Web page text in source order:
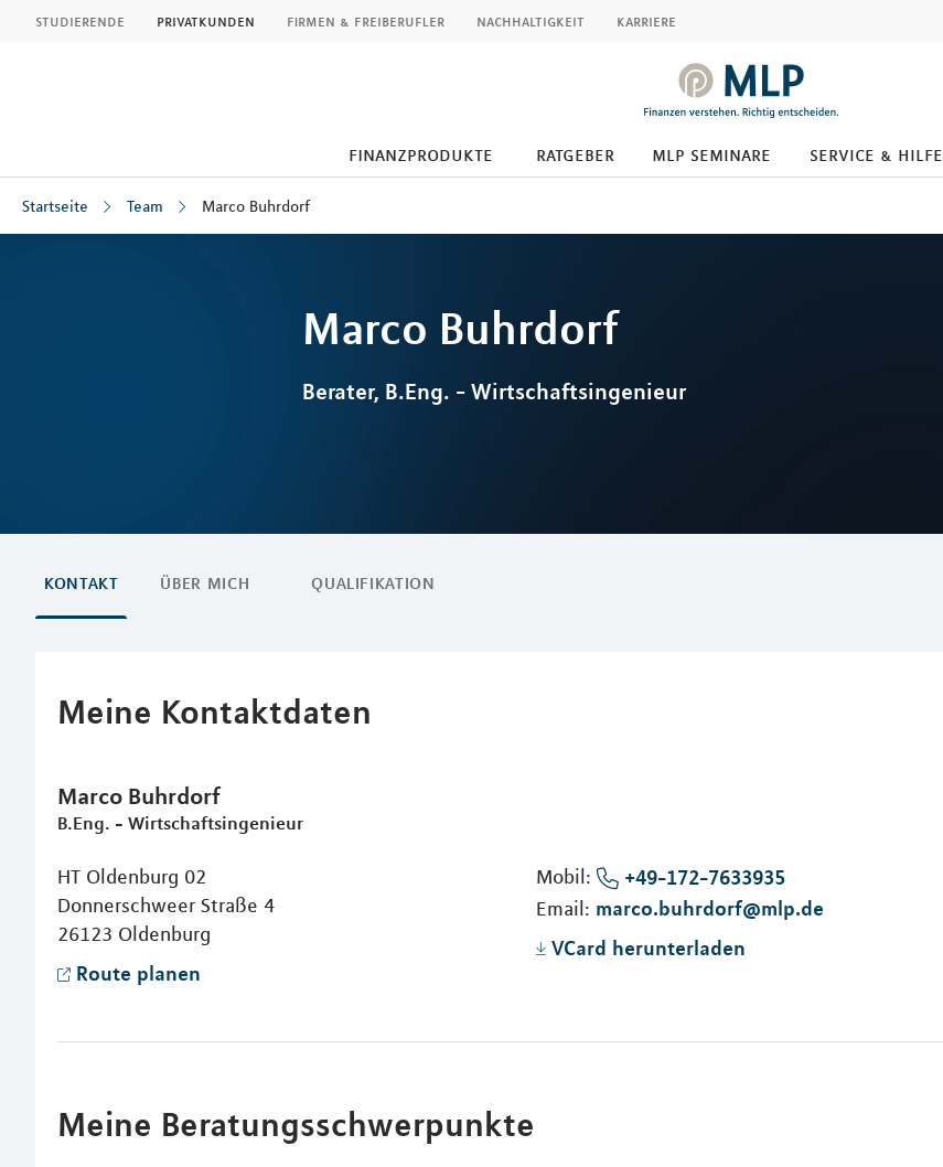
studierende privatkunden firmen & freiberufler nachhaltigkeit karriere
finanzprodukte ratgeber mlp seminare service & hilfe
Startseite Team Marco Buhrdorf
Marco Buhrdorf
Berater, B.Eng. - Wirtschaftsingenieur
KONTAKT ÜBER MICH QUALIFIKATION
Meine Kontaktdaten
Marco Buhrdorf
B.Eng. - Wirtschaftsingenieur
HT Oldenburg 02
Donnerschweer Straße 4
26123 Oldenburg
Route planen
Mobil:
+49-172-7633935
Email: marco.buhrdorf@mlp.de
VCard herunterladen
Meine Beratungsschwerpunkte